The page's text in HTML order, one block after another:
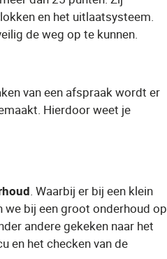
en het uitlaatsysteem.
de weg op te kunnen.
van een afspraak wordt er
Hierdoor weet je
​. Waarbij er bij een klein
bij een groot onderhoud op
andere gekeken naar het
en het checken van de